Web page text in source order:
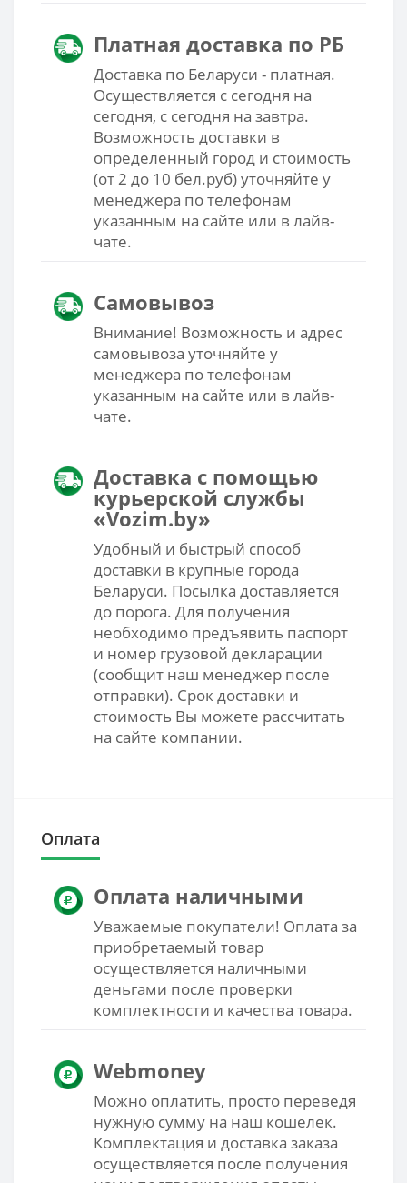
Платная доставка по РБ
Доставка по Беларуси - платная.
Осуществляется с сегодня на
сегодня, с сегодня на завтра.
Возможность доставки в
определенный город и стоимость
(от 2 до 10 бел.руб) уточняйте у
менеджера по телефонам
указанным на сайте или в лайв-
чате.
Самовывоз
Внимание! Возможность и адрес
самовывоза уточняйте у
менеджера по телефонам
указанным на сайте или в лайв-
чате.
Доставка с помощью
курьерской службы
«Vozim.by»
Удобный и быстрый способ
доставки в крупные города
Беларуси. Посылка доставляется
до порога. Для получения
необходимо предъявить паспорт
и номер грузовой декларации
(сообщит наш менеджер после
отправки). Срок доставки и
стоимость Вы можете рассчитать
на сайте компании.
Оплата
Оплата наличными
Уважаемые покупатели! Оплата за
приобретаемый товар
осуществляется наличными
деньгами после проверки
комплектности и качества товара.
Webmoney
Можно оплатить, просто переведя
нужную сумму на наш кошелек.
Комплектация и доставка заказа
осуществляется после получения